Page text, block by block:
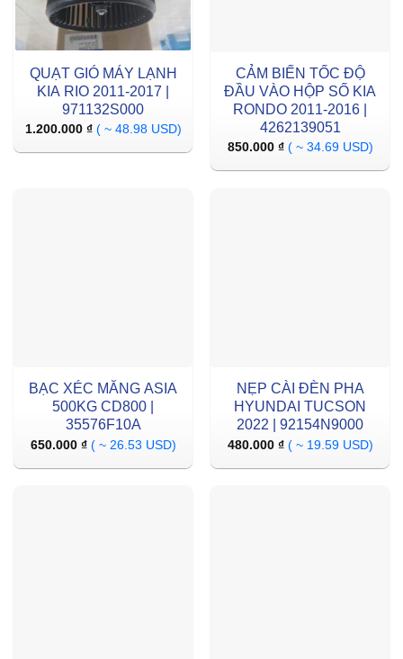
QUẠT GIÓ MÁY LẠNH
KIA RIO 2011-2017 |
971132S000
1.200.000 ₫ ( ~ 48.98 USD)
CẢM BIẾN TỐC ĐỘ
ĐẦU VÀO HỘP SỐ KIA
RONDO 2011-2016 |
4262139051
850.000 ₫ ( ~ 34.69 USD)
BẠC XÉC MĂNG ASIA
500KG CD800 |
35576F10A
650.000 ₫ ( ~ 26.53 USD)
NẸP CÀI ĐÈN PHA
HYUNDAI TUCSON
2022 | 92154N9000
480.000 ₫ ( ~ 19.59 USD)